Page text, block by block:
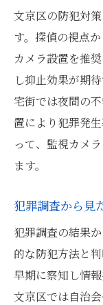
文京区の防犯対
す。探偵の視点
カメラ設置を推
し抑止効果が期
宅街では夜間の
置により犯罪発
って、監視カメ
ます。
犯罪調査から見
犯罪調査の結果
的な防犯方法と
早期に察知し情
文京区では自治